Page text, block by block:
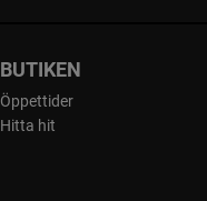
BUTIKEN
Öppettider
Hitta hit